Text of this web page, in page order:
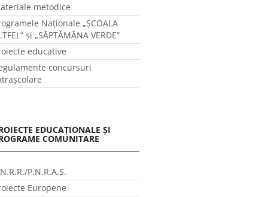
metodice
Naţionale „ŞCOALA
și „SĂPTĂMÂNA VERDE”
educative
concursuri
EDUCAȚIONALE ȘI
COMUNITARE
P.N.R.A.S.
Europene